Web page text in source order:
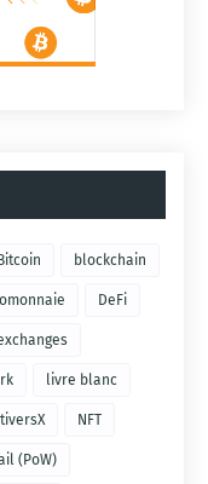
blockchain
DeFi
livre blanc
NFT
(PoW)